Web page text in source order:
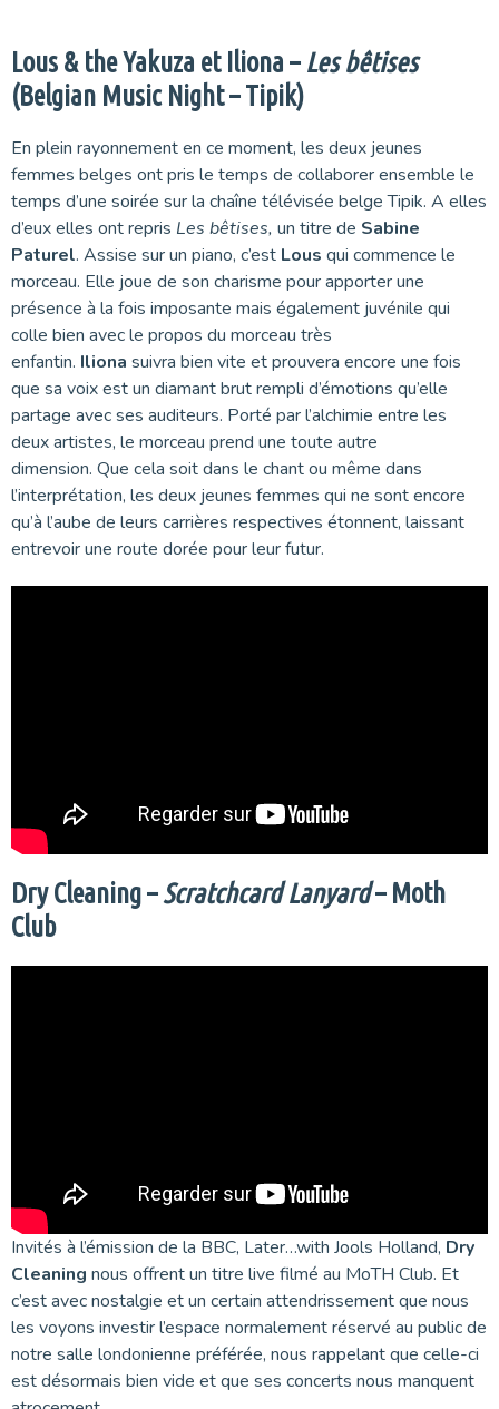
Lous & the Yakuza et Iliona – Les bêtises
(Belgian Music Night – Tipik)
En plein rayonnement en ce moment, les deux jeunes
femmes belges ont pris le temps de collaborer ensemble le
temps d’une soirée sur la chaîne télévisée belge Tipik. A elles
d’eux elles ont repris Les bêtises, un titre de Sabine
Paturel. Assise sur un piano, c’est Lous qui commence le
morceau. Elle joue de son charisme pour apporter une
présence à la fois imposante mais également juvénile qui
colle bien avec le propos du morceau très
enfantin. Iliona suivra bien vite et prouvera encore une fois
que sa voix est un diamant brut rempli d’émotions qu’elle
partage avec ses auditeurs. Porté par l’alchimie entre les
deux artistes, le morceau prend une toute autre
dimension. Que cela soit dans le chant ou même dans
l’interprétation, les deux jeunes femmes qui ne sont encore
qu’à l’aube de leurs carrières respectives étonnent, laissant
entrevoir une route dorée pour leur futur.
Dry Cleaning –Scratchcard Lanyard– Moth
Club
Invités à l’émission de la BBC, Later…with Jools Holland, Dry
Cleaning nous offrent un titre live filmé au MoTH Club. Et
c’est avec nostalgie et un certain attendrissement que nous
les voyons investir l’espace normalement réservé au public de
notre salle londonienne préférée, nous rappelant que celle-ci
est désormais bien vide et que ses concerts nous manquent